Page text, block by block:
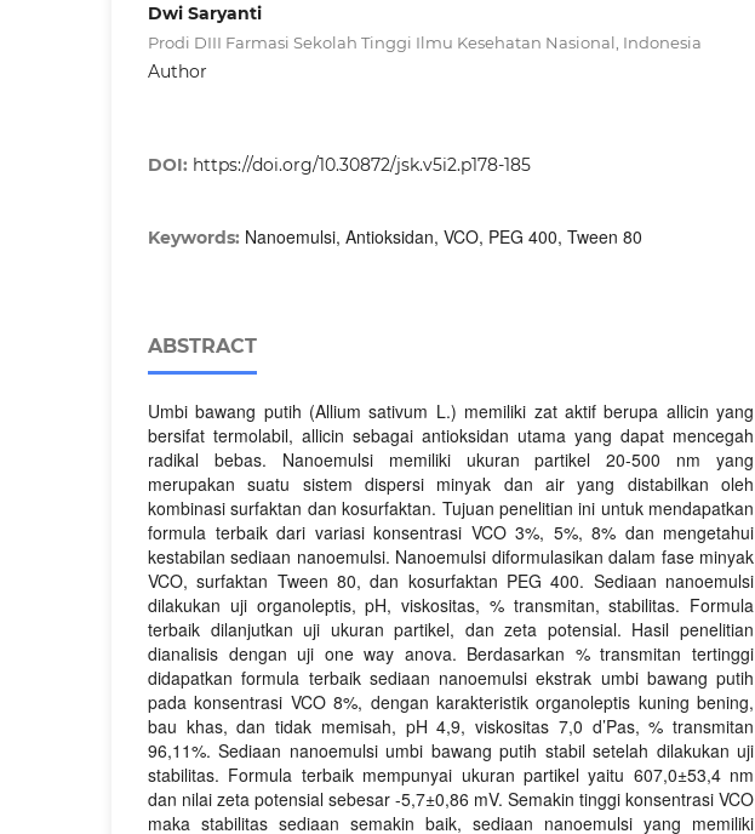
Dwi Saryanti
Prodi DIII Farmasi Sekolah Tinggi Ilmu Kesehatan Nasional, Indonesia
Author
DOI: https://doi.org/10.30872/jsk.v5i2.p178-185
Keywords: Nanoemulsi, Antioksidan, VCO, PEG 400, Tween 80
ABSTRACT
Umbi bawang putih (Allium sativum L.) memiliki zat aktif berupa allicin yang
bersifat termolabil, allicin sebagai antioksidan utama yang dapat mencegah
radikal bebas. Nanoemulsi memiliki ukuran partikel 20-500 nm yang
merupakan suatu sistem dispersi minyak dan air yang distabilkan oleh
kombinasi surfaktan dan kosurfaktan. Tujuan penelitian ini untuk mendapatkan
formula terbaik dari variasi konsentrasi VCO 3%, 5%, 8% dan mengetahui
kestabilan sediaan nanoemulsi. Nanoemulsi diformulasikan dalam fase minyak
VCO, surfaktan Tween 80, dan kosurfaktan PEG 400. Sediaan nanoemulsi
dilakukan uji organoleptis, pH, viskositas, % transmitan, stabilitas. Formula
terbaik dilanjutkan uji ukuran partikel, dan zeta potensial. Hasil penelitian
dianalisis dengan uji one way anova. Berdasarkan % transmitan tertinggi
didapatkan formula terbaik sediaan nanoemulsi ekstrak umbi bawang putih
pada konsentrasi VCO 8%, dengan karakteristik organoleptis kuning bening,
bau khas, dan tidak memisah, pH 4,9, viskositas 7,0 d’Pas, % transmitan
96,11%. Sediaan nanoemulsi umbi bawang putih stabil setelah dilakukan uji
stabilitas. Formula terbaik mempunyai ukuran partikel yaitu 607,0±53,4 nm
dan nilai zeta potensial sebesar -5,7±0,86 mV. Semakin tinggi konsentrasi VCO
maka stabilitas sediaan semakin baik, sediaan nanoemulsi yang memiliki